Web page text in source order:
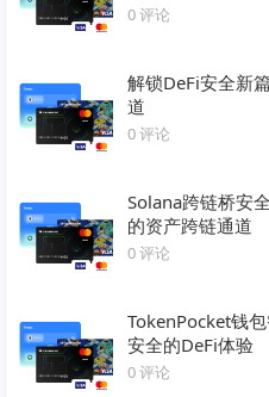
0 评论
解锁DeFi安全新
道
0 评论
Solana跨链桥安
的资产跨链通道
0 评论
TokenPocket钱
安全的DeFi体验
0 评论